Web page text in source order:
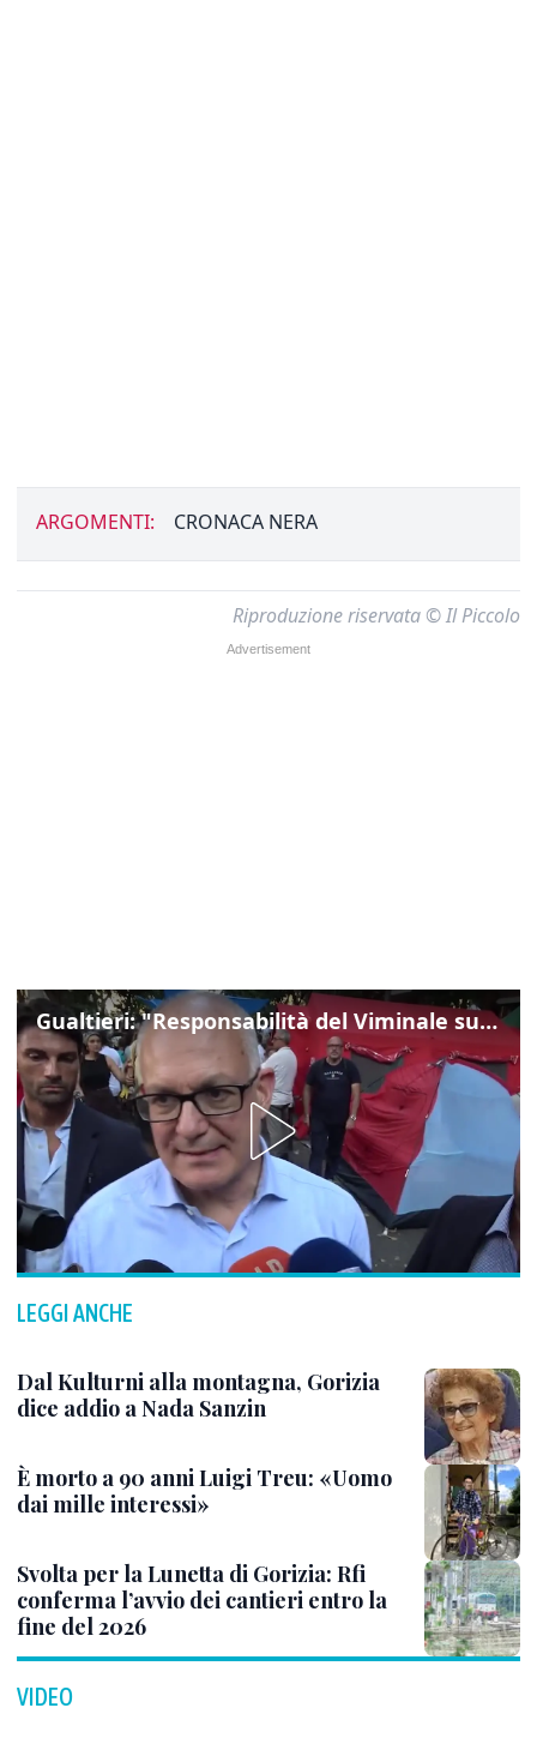
ARGOMENTI: CRONACA NERA
Riproduzione riservata © Il Piccolo
Gualtieri: "Responsabilità del Viminale su Spin Time? La posizione dei partiti è nota"
LEGGI ANCHE
Dal Kulturni alla montagna, Gorizia
dice addio a Nada Sanzin
È morto a 90 anni Luigi Treu: «Uomo
dai mille interessi»
Svolta per la Lunetta di Gorizia: Rfi
conferma l’avvio dei cantieri entro la
fine del 2026
VIDEO